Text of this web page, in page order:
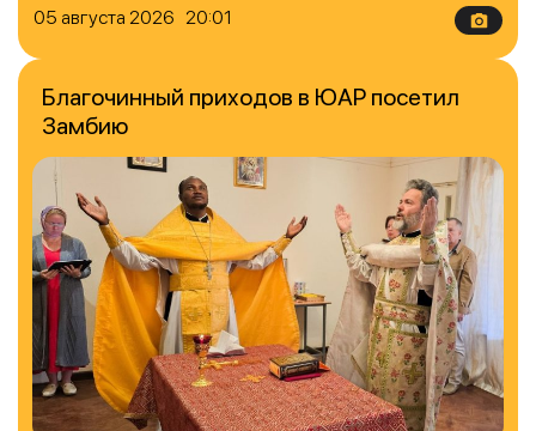
05 августа 2026 20:01
Благочинный приходов в ЮАР посетил
Замбию